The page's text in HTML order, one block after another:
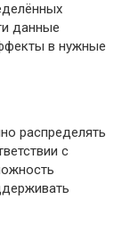
данные
в нужные
распределять
с